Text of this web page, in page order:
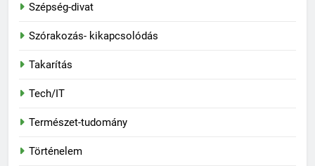
Szépség-divat
Szórakozás- kikapcsolódás
Takarítás
Tech/IT
Természet-tudomány
Történelem